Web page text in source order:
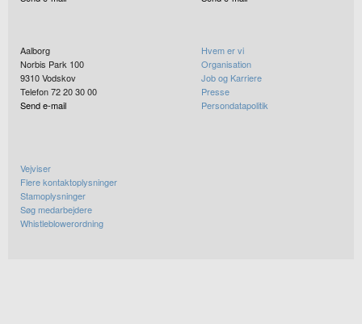
Aalborg
Norbis Park 100
9310Vodskov
Telefon 72 20 30 00
Send e-mail
Hvem er vi
Organisation
Job og Karriere
Presse
Persondatapolitik
Vejviser
Flere kontaktoplysninger
Stamoplysninger
Søg medarbejdere
Whistleblowerordning